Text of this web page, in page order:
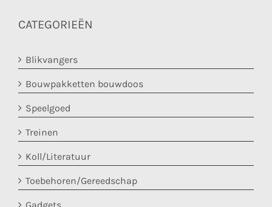
CATEGORIEËN
Blikvangers
Bouwpakketten bouwdoos
Speelgoed
Treinen
Koll/Literatuur
Toebehoren/Gereedschap
Gadgets